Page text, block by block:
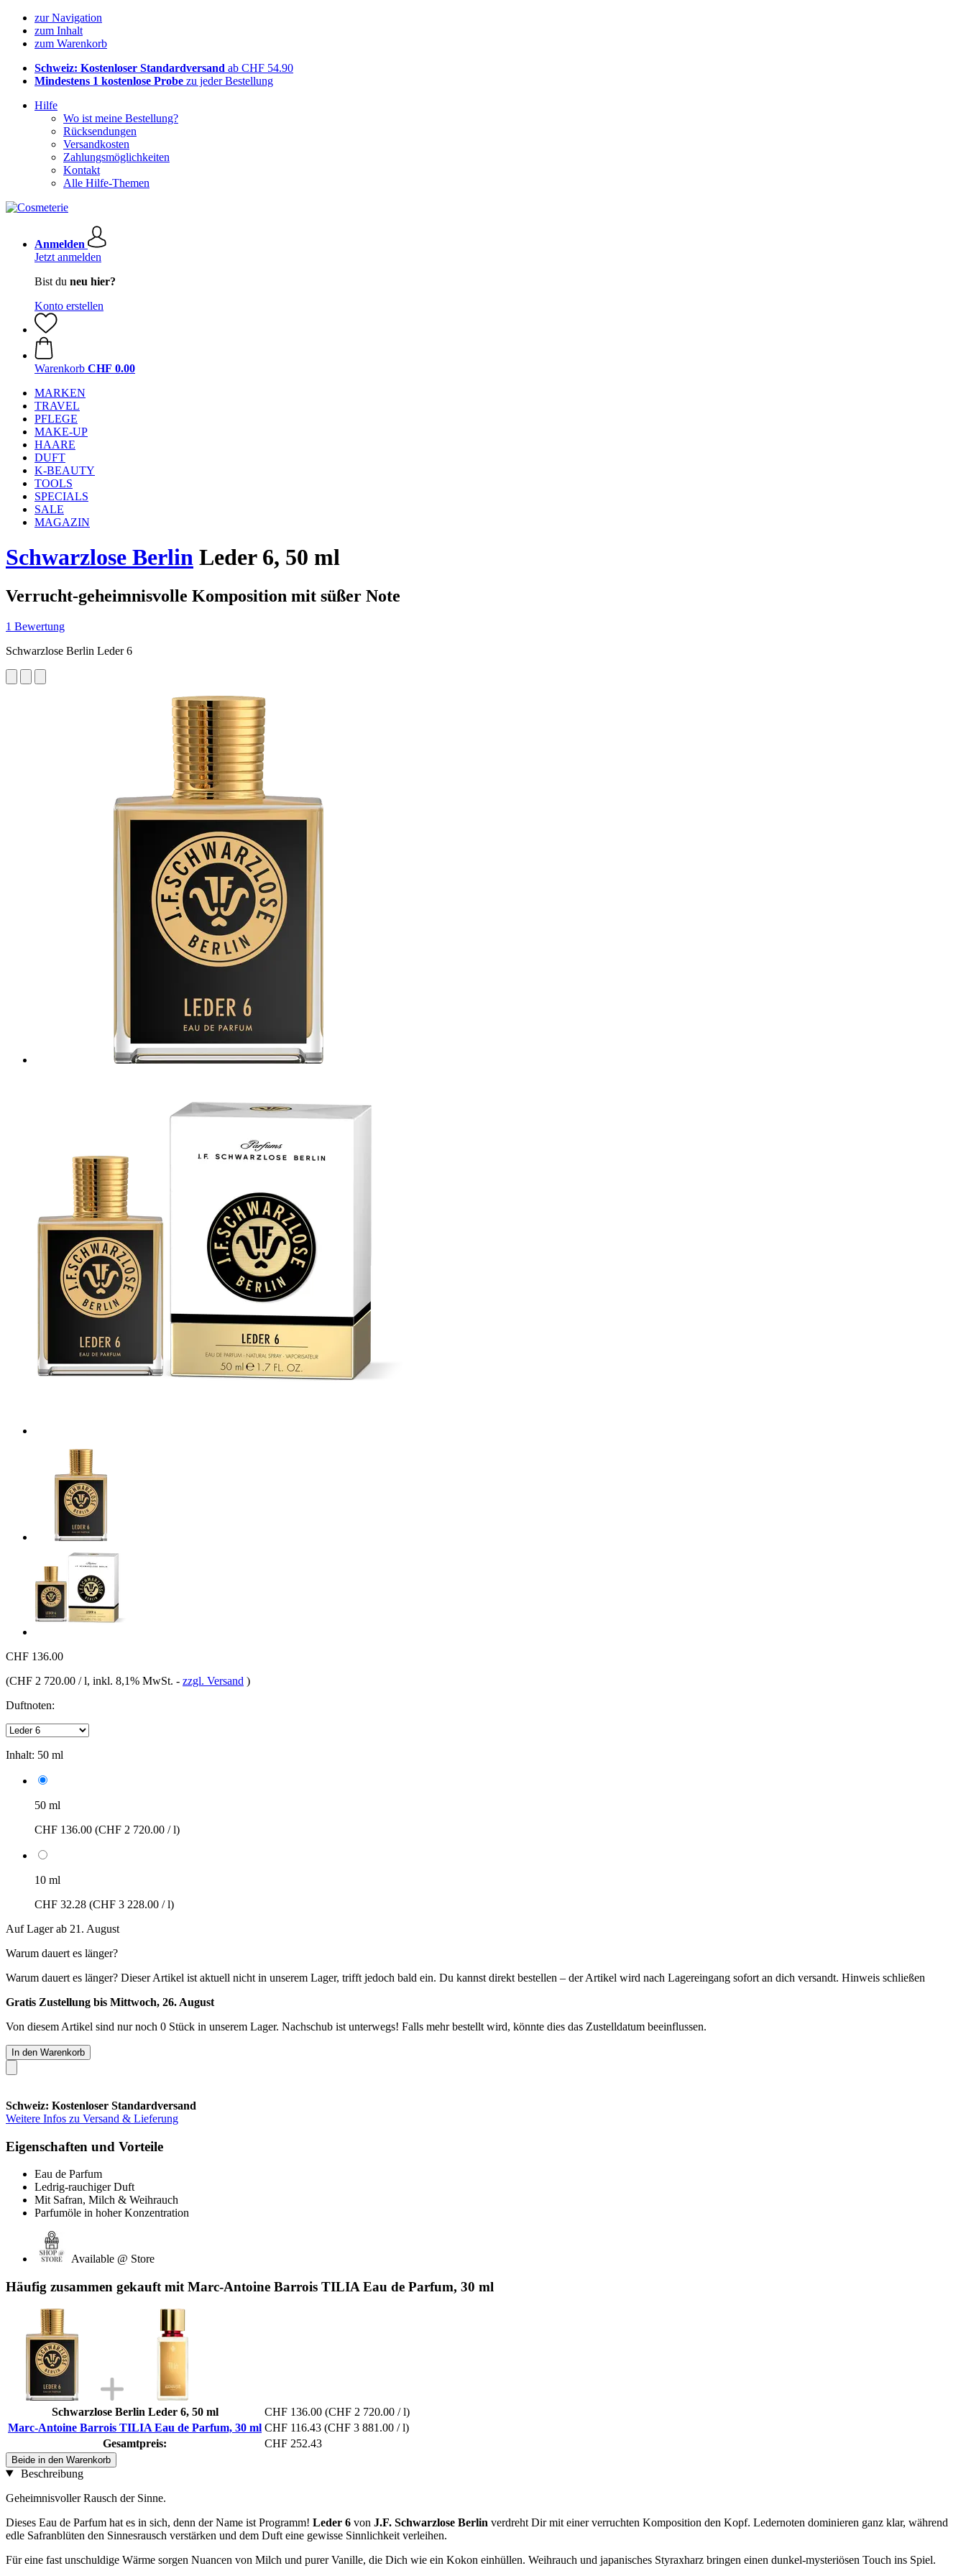
zur Navigation
zum Inhalt
zum Warenkorb
Schweiz: Kostenloser Standardversand ab CHF 54.90
Mindestens 1 kostenlose Probe zu jeder Bestellung
Hilfe
Wo ist meine Bestellung?
Rücksendungen
Versandkosten
Zahlungsmöglichkeiten
Kontakt
Alle Hilfe-Themen
Anmelden
Jetzt anmelden
Bist du neu hier?
Konto erstellen
Warenkorb CHF 0.00
MARKEN
TRAVEL
PFLEGE
MAKE-UP
HAARE
DUFT
K-BEAUTY
TOOLS
SPECIALS
SALE
MAGAZIN
Schwarzlose Berlin Leder 6, 50 ml
Verrucht-geheimnisvolle Komposition mit süßer Note
1 Bewertung
Schwarzlose Berlin Leder 6
CHF 136.00
(CHF 2 720.00 / l, inkl. 8,1% MwSt. - zzgl. Versand )
Duftnoten:
Inhalt: 50 ml
50 ml
CHF 136.00 (CHF 2 720.00 / l)
10 ml
CHF 32.28 (CHF 3 228.00 / l)
Auf Lager ab 21. August
Warum dauert es länger?
Warum dauert es länger? Dieser Artikel ist aktuell nicht in unserem Lager, trifft jedoch bald ein. Du kannst direkt bestellen – der Artikel wird nach Lagereingang sofort an dich versandt. Hinweis schließen
Gratis Zustellung bis Mittwoch, 26. August
Von diesem Artikel sind nur noch 0 Stück in unserem Lager. Nachschub ist unterwegs! Falls mehr bestellt wird, könnte dies das Zustelldatum beeinflussen.
In den Warenkorb
Schweiz: Kostenloser Standardversand
Weitere Infos zu Versand & Lieferung
Eigenschaften und Vorteile
Eau de Parfum
Ledrig-rauchiger Duft
Mit Safran, Milch & Weihrauch
Parfumöle in hoher Konzentration
Available @ Store
Häufig zusammen gekauft mit Marc-Antoine Barrois TILIA Eau de Parfum, 30 ml
Schwarzlose Berlin Leder 6, 50 ml CHF 136.00 (CHF 2 720.00 / l)
Marc-Antoine Barrois TILIA Eau de Parfum, 30 ml CHF 116.43 (CHF 3 881.00 / l)
Gesamtpreis:
CHF 252.43
Beide in den Warenkorb
Beschreibung
Geheimnisvoller Rausch der Sinne.
Dieses Eau de Parfum hat es in sich, denn der Name ist Programm! Leder 6 von J.F. Schwarzlose Berlin verdreht Dir mit einer verruchten Komposition den Kopf. Ledernoten dominieren ganz klar, während
edle Safranblüten den Sinnesrausch verstärken und dem Duft eine gewisse Sinnlichkeit verleihen.
Für eine fast unschuldige Wärme sorgen Nuancen von Milch und purer Vanille, die Dich wie ein Kokon einhüllen. Weihrauch und japanisches Styraxharz bringen einen dunkel-mysteriösen Touch ins Spiel.